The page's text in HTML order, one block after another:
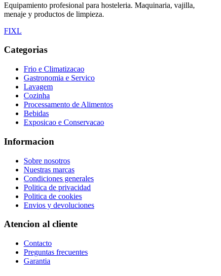
Equipamiento profesional para hosteleria. Maquinaria, vajilla,
menaje y productos de limpieza.
FIXL
Categorias
Frio e Climatizacao
Gastronomia e Servico
Lavagem
Cozinha
Processamento de Alimentos
Bebidas
Exposicao e Conservacao
Informacion
Sobre nosotros
Nuestras marcas
Condiciones generales
Politica de privacidad
Politica de cookies
Envios y devoluciones
Atencion al cliente
Contacto
Preguntas frecuentes
Garantia